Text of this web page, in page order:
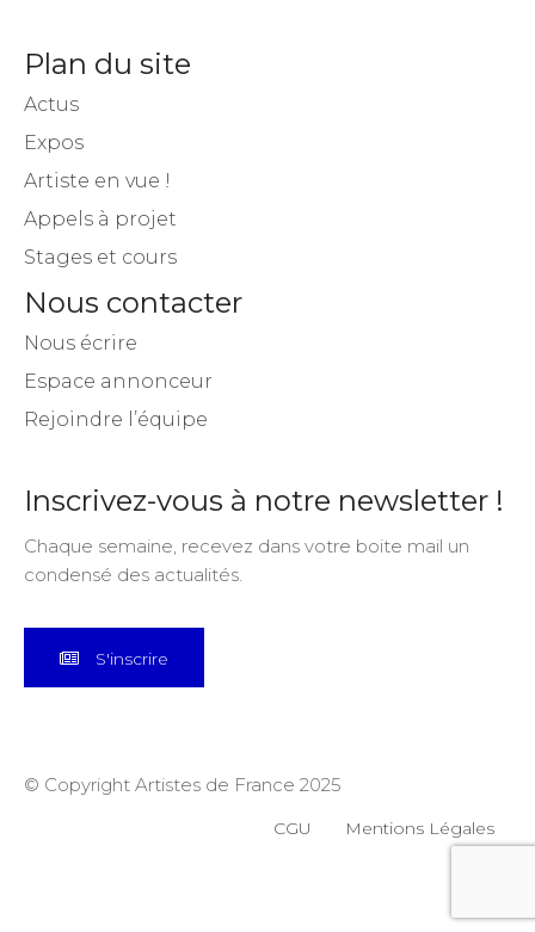
Plan du site
Actus
Expos
Artiste en vue !
Appels à projet
Stages et cours
Nous contacter
Nous écrire
Espace annonceur
Rejoindre l’équipe
Inscrivez-vous à notre newsletter !
Chaque semaine, recevez dans votre boite mail un
condensé des actualités.
S'inscrire
© Copyright Artistes de France 2025
CGU Mentions Légales